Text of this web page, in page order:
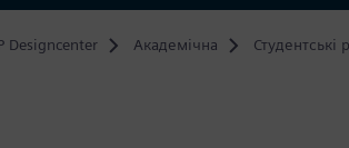
Designcenter Академічна Студентські